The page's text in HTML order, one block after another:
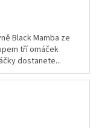
Black Mamba ze
tří omáček
dostanete...